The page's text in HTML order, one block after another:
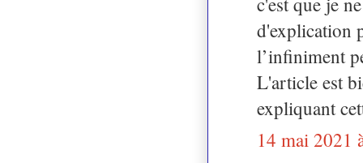
d'explication
l’infiniment
L'article est
expliquant
14 mai 2021